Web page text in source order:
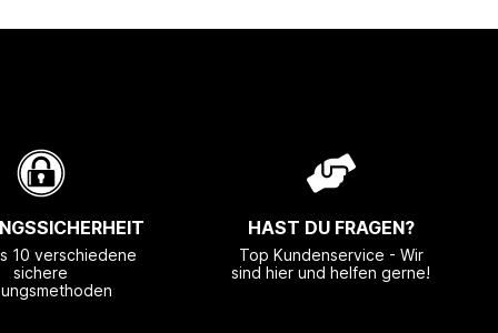
10 verschiedene
sichere
HAST DU FRAGEN?
Top Kundenservice - Wir
sind hier und helfen gerne!